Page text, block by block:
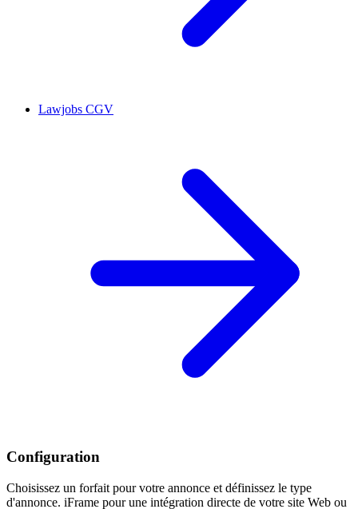
Lawjobs CGV
Configuration
Choisissez un forfait pour votre annonce et définissez le type
d'annonce. iFrame pour une intégration directe de votre site Web ou